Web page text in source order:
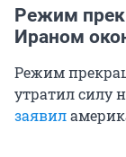
Режим
Ираном
Режим
утратил силу
заявил